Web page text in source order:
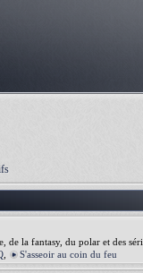
de la fantasy, du polar et des
S'asseoir au coin du feu